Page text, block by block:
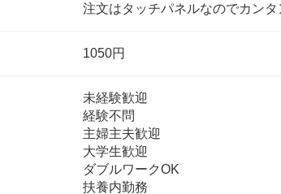
注文はタッチパネルなのでカンタ
1050円
未経験歓迎
経験不問
主婦主夫歓迎
大学生歓迎
ダブルワークOK
扶養内勤務